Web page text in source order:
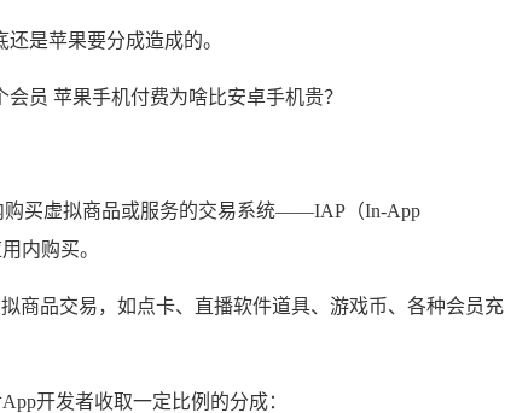
是苹果要分成造成的。
购买虚拟商品或服务的交易系统——IAP（In-App
内购买。
商品交易，如点卡、直播软件道具、游戏币、各种会员充
开发者收取一定比例的分成：